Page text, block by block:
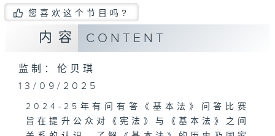
您喜欢这个节目吗?
内容 CONTENT
监制：伦贝琪
13/09/2025
2024-25年有问有答《基本法》问答比赛
旨在提升公众对《宪法》与《基本法》之间